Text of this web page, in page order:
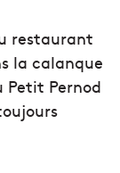
restaurant
la calanque
Petit Pernod